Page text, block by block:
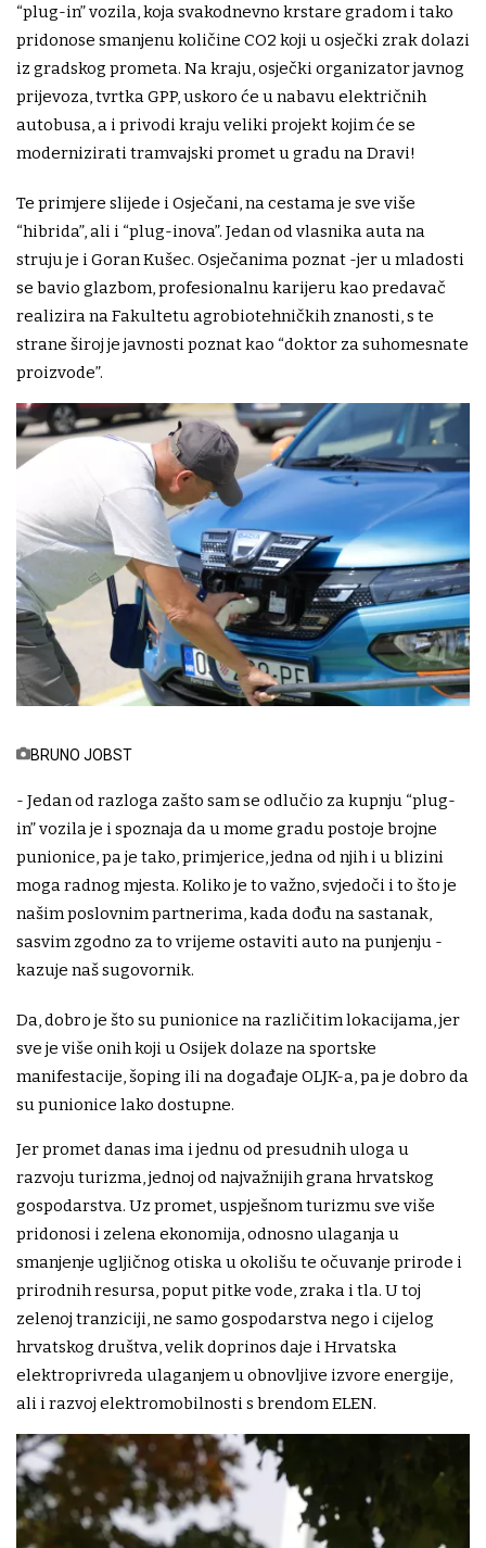
“plug-in” vozila, koja svakodnevno krstare gradom i tako
pridonose smanjenu količine CO2 koji u osječki zrak dolazi
iz gradskog prometa. Na kraju, osječki organizator javnog
prijevoza, tvrtka GPP, uskoro će u nabavu električnih
autobusa, a i privodi kraju veliki projekt kojim će se
modernizirati tramvajski promet u gradu na Dravi!
Te primjere slijede i Osječani, na cestama je sve više
“hibrida”, ali i “plug-inova”. Jedan od vlasnika auta na
struju je i Goran Kušec. Osječanima poznat -jer u mladosti
se bavio glazbom, profesionalnu karijeru kao predavač
realizira na Fakultetu agrobiotehničkih znanosti, s te
strane široj je javnosti poznat kao “doktor za suhomesnate
proizvode”.
BRUNO JOBST
- Jedan od razloga zašto sam se odlučio za kupnju “plug-
in” vozila je i spoznaja da u mome gradu postoje brojne
punionice, pa je tako, primjerice, jedna od njih i u blizini
moga radnog mjesta. Koliko je to važno, svjedoči i to što je
našim poslovnim partnerima, kada dođu na sastanak,
sasvim zgodno za to vrijeme ostaviti auto na punjenju -
kazuje naš sugovornik.
Da, dobro je što su punionice na različitim lokacijama, jer
sve je više onih koji u Osijek dolaze na sportske
manifestacije, šoping ili na događaje OLJK-a, pa je dobro da
su punionice lako dostupne.
Jer promet danas ima i jednu od presudnih uloga u
razvoju turizma, jednoj od najvažnijih grana hrvatskog
gospodarstva. Uz promet, uspješnom turizmu sve više
pridonosi i zelena ekonomija, odnosno ulaganja u
smanjenje ugljičnog otiska u okolišu te očuvanje prirode i
prirodnih resursa, poput pitke vode, zraka i tla. U toj
zelenoj tranziciji, ne samo gospodarstva nego i cijelog
hrvatskog društva, velik doprinos daje i Hrvatska
elektroprivreda ulaganjem u obnovljive izvore energije,
ali i razvoj elektromobilnosti s brendom ELEN.